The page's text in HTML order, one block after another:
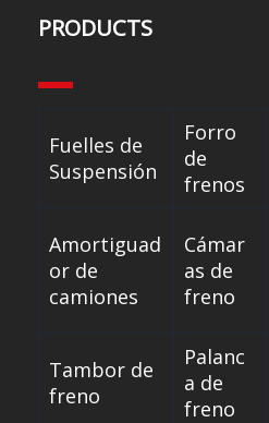
PRODUCTS
Fuelles de
Suspensión
Forro
de
frenos
Amortiguad
or de
camiones
Cámar
as de
freno
Tambor de
freno
Palanc
a de
freno